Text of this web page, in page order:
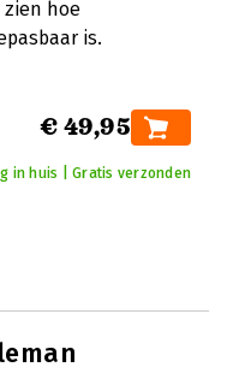
hoe
is.
€ 49,95
in huis | Gratis verzonden